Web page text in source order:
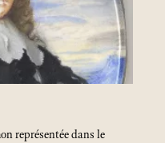
représentée dans le